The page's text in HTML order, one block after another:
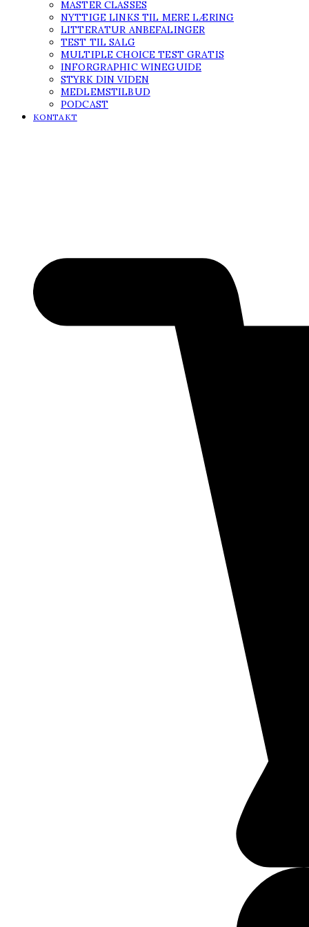
MASTER CLASSES
NYTTIGE LINKS TIL MERE LÆRING
LITTERATUR ANBEFALINGER
TEST TIL SALG
MULTIPLE CHOICE TEST GRATIS
INFORGRAPHIC WINEGUIDE
STYRK DIN VIDEN
MEDLEMSTILBUD
PODCAST
KONTAKT